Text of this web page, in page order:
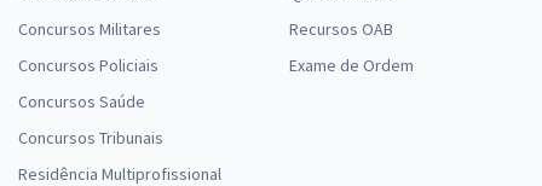
Concursos Militares
Concursos Policiais
Concursos Saúde
Concursos Tribunais
Residência Multiprofissional
Recursos OAB
Exame de Ordem